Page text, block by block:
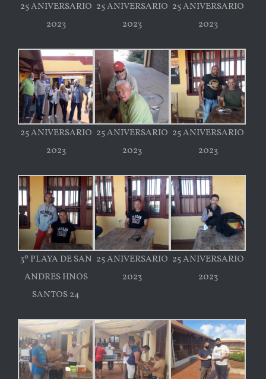
25 ANIVERSARIO
2023
25 ANIVERSARIO
2023
25 ANIVERSARIO
2023
25 ANIVERSARIO
2023
25 ANIVERSARIO
2023
25 ANIVERSARIO
2023
3º PLAYA DE SAN
ANDRES HNOS
SANTOS 24
25 ANIVERSARIO
2023
25 ANIVERSARIO
2023